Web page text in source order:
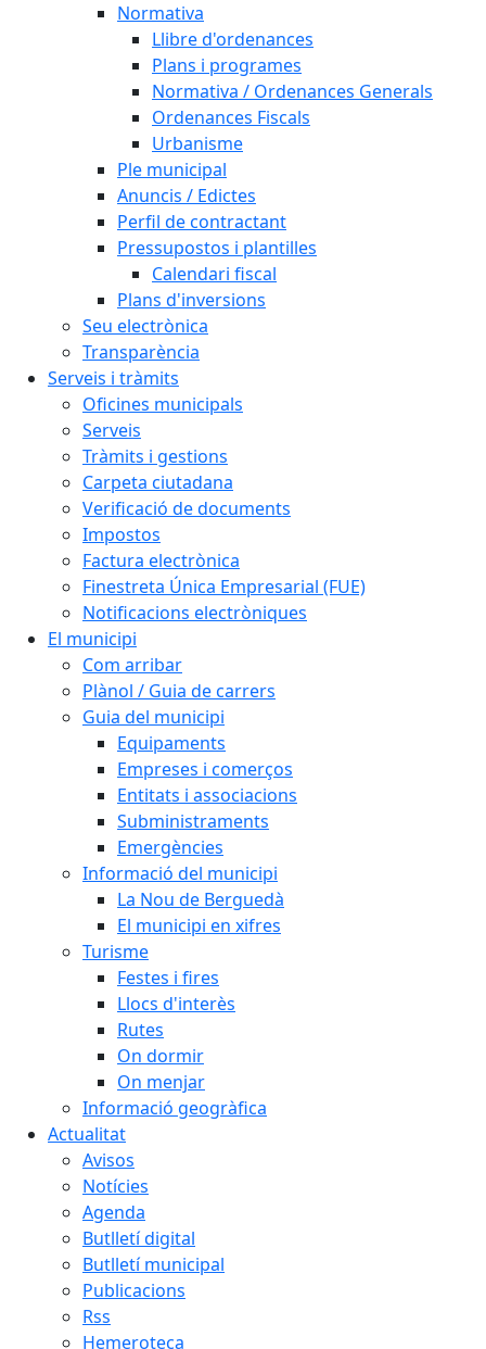
Normativa
Llibre d'ordenances
Plans i programes
Normativa / Ordenances Generals
Ordenances Fiscals
Urbanisme
Ple municipal
Anuncis / Edictes
Perfil de contractant
Pressupostos i plantilles
Calendari fiscal
Plans d'inversions
Seu electrònica
Transparència
Serveis i tràmits
Oficines municipals
Serveis
Tràmits i gestions
Carpeta ciutadana
Verificació de documents
Impostos
Factura electrònica
Finestreta Única Empresarial (FUE)
Notificacions electròniques
El municipi
Com arribar
Plànol / Guia de carrers
Guia del municipi
Equipaments
Empreses i comerços
Entitats i associacions
Subministraments
Emergències
Informació del municipi
La Nou de Berguedà
El municipi en xifres
Turisme
Festes i fires
Llocs d'interès
Rutes
On dormir
On menjar
Informació geogràfica
Actualitat
Avisos
Notícies
Agenda
Butlletí digital
Butlletí municipal
Publicacions
Rss
Hemeroteca